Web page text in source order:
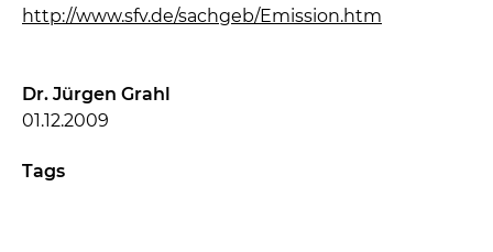
http://www.sfv.de/sachgeb/Emission.htm
Dr. Jürgen Grahl
01.12.2009
Tags